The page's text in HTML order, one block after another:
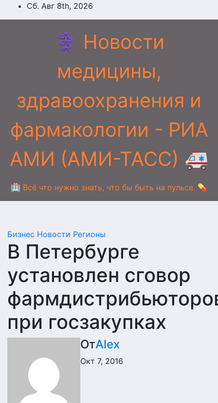
Перейти
к
Сб. Авг 8th, 2026
⚕️ Новости
медицины,
здравоохранения и
фармакологии - РИА
АМИ (АМИ-ТАСС) 🚑
🏥 Всё что нужно знать, что бы быть на пульсе. 💊
Бизнес Новости Регионы
В Петербурге
установлен сговор
при госзакупках
ОтAlex
Окт 7, 2016